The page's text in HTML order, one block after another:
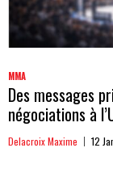
MMA
Des messages
négociations à
Delacroix Maxime 12